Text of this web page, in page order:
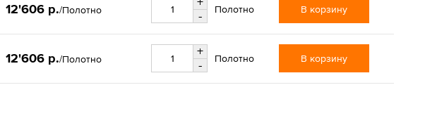
12'606 р./Полотно
-
Полотно В корзину
12'606 р./Полотно
+
-
Полотно В корзину